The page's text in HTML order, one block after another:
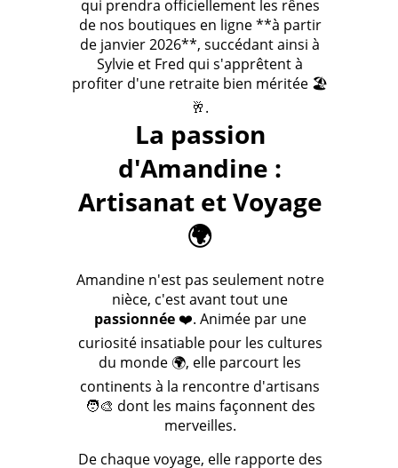
qui prendra officiellement les rênes
de nos boutiques en ligne **à partir
de janvier 2026**, succédant ainsi à
Sylvie et Fred qui s'apprêtent à
profiter d'une retraite bien méritée 🏖️
🥂.
La passion
d'Amandine :
Artisanat et Voyage
🌍
Amandine n'est pas seulement notre
nièce, c'est avant tout une
passionnée❤️. Animée par une
curiosité insatiable pour les cultures
du monde 🌍, elle parcourt les
continents à la rencontre d'artisans
🧑‍🎨 dont les mains façonnent des
merveilles.
De chaque voyage, elle rapporte des